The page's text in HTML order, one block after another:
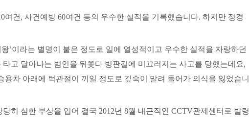
건, 사건예방 60여건 등의 우수한 실적을 기록했습니다. 하지만 정경
’이라는 별명이 붙은 정도로 일에 열성적이고 우수한 실적을 자랑하던
고 달아나는 범인을 뒤쫓다 빙판길에 미끄러지는 사고를 당했는데요,
차 아래에 턱관절이 끼일 정도로 깊숙이 말려 들어가 의식을 잃었습니
히 심한 부상을 입어 결국 2012년 8월 내근직인 CCTV관제센터로 발령